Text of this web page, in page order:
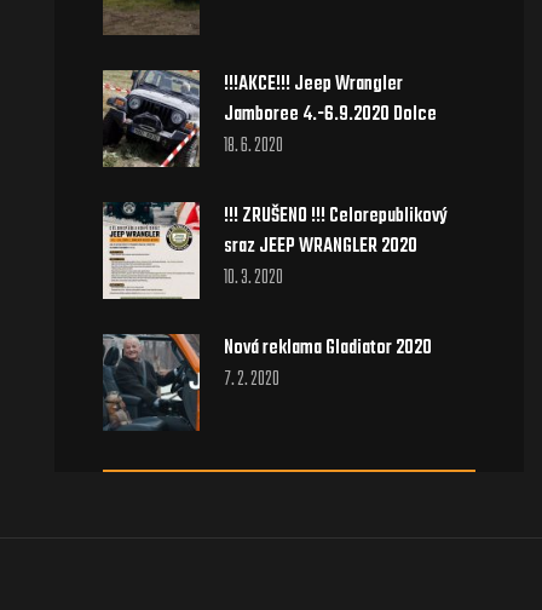
!!!AKCE!!! Jeep Wrangler
Jamboree 4.-6.9.2020 Dolce
18. 6. 2020
!!! ZRUŠENO !!! Celorepublikový
sraz JEEP WRANGLER 2020
10. 3. 2020
Nová reklama Gladiator 2020
7. 2. 2020